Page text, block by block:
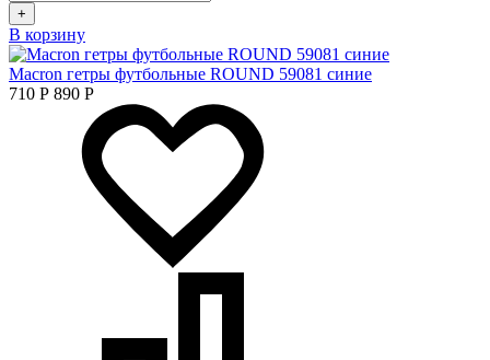
+
В корзину
Macron гетры футбольные ROUND 59081 синие
710 Р 890 Р